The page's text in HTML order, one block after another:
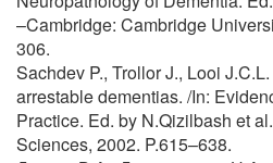
–Cambridge: Cambridge
306.
Sachdev P., Trollor J., Looi
arrestable dementias. /In:
Practice. Ed. by N.Qizilbash et
Sciences, 2002. P.615–638.